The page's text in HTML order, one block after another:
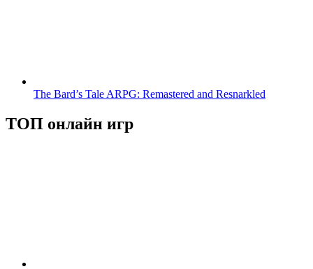
The Bard’s Tale ARPG: Remastered and Resnarkled
ТОП онлайн игр